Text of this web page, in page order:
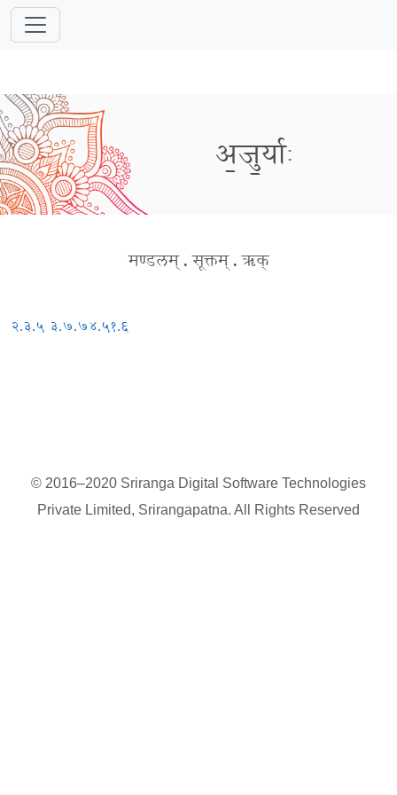
अ॒जु॒र्याः
मण्डलम् . सूक्तम् . ऋक्
२.३.५ ३.७.७४.५१.६
© 2016–2020 Sriranga Digital Software Technologies
Private Limited, Srirangapatna. All Rights Reserved